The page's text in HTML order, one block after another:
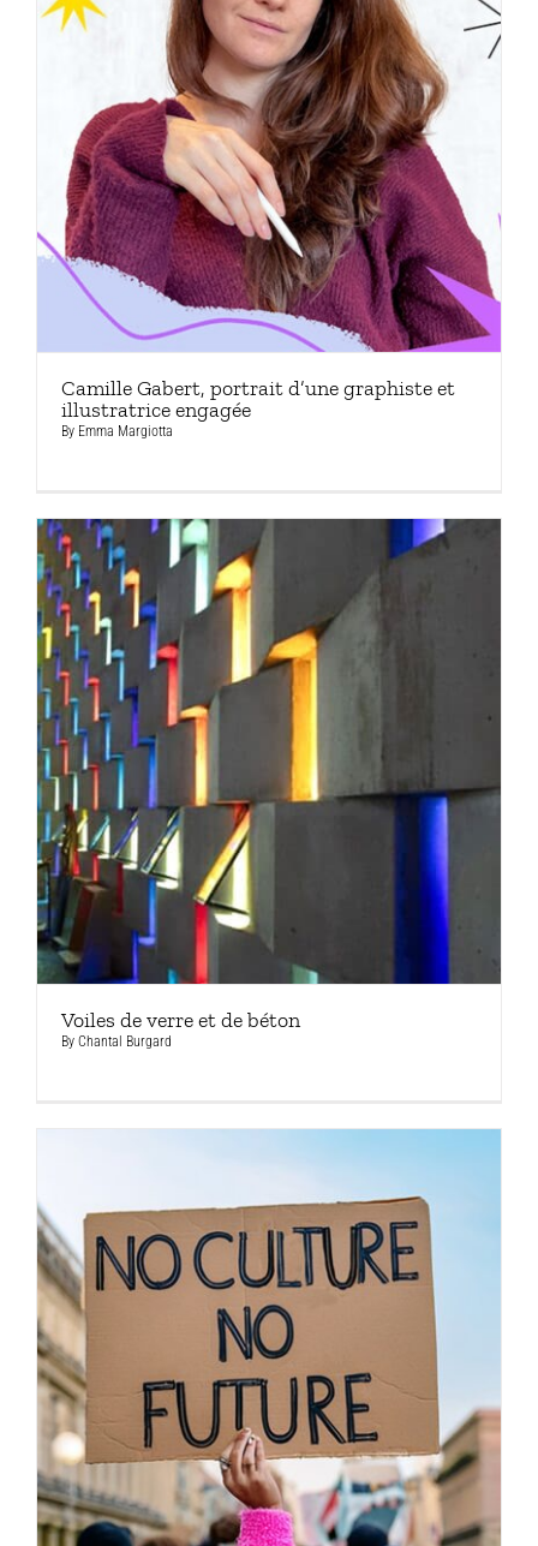
Camille Gabert, portrait d’une graphiste et
illustratrice engagée
By Emma Margiotta
Voiles de verre et de béton
By Chantal Burgard